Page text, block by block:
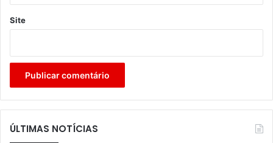
Site
ÚLTIMAS NOTÍCIAS